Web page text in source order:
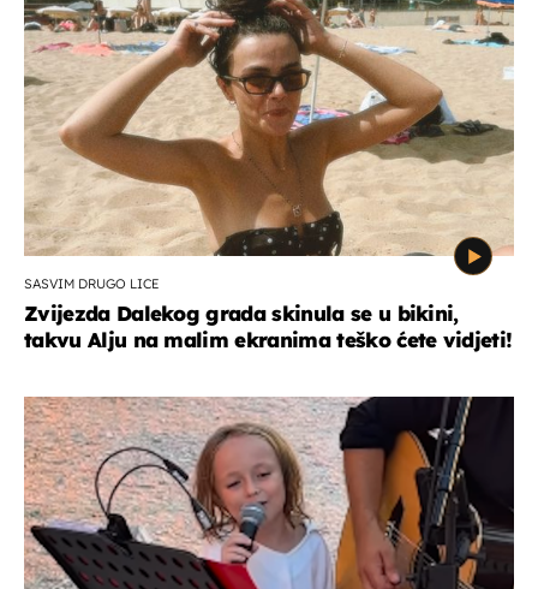
SASVIM DRUGO LICE
Zvijezda Dalekog grada skinula se u bikini,
takvu Alju na malim ekranima teško ćete vidjeti!